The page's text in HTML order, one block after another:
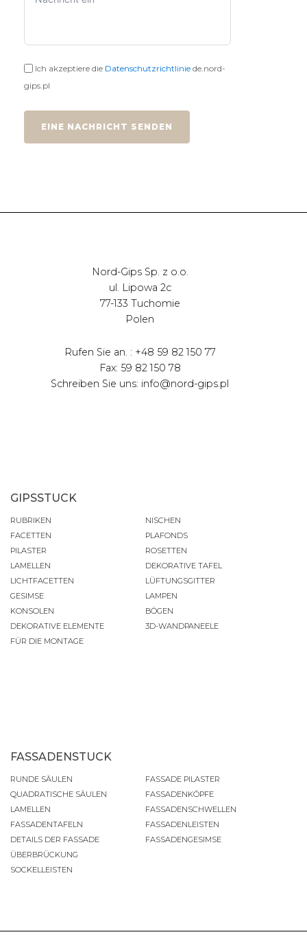
Ich akzeptiere die Datenschutzrichtlinie de.nord-
gips.pl
EINE NACHRICHT SENDEN
Nord-Gips Sp. z o.o.
ul. Lipowa 2c
77-133 Tuchomie
Polen
Rufen Sie an. : +48 59 82 150 77
Fax: 59 82 150 78
Schreiben Sie uns: info@nord-gips.pl
GIPSSTUCK
RUBRIKEN
FACETTEN
PILASTER
LAMELLEN
LICHTFACETTEN
GESIMSE
KONSOLEN
DEKORATIVE ELEMENTE
FÜR DIE MONTAGE
NISCHEN
PLAFONDS
ROSETTEN
DEKORATIVE TAFEL
LÜFTUNGSGITTER
LAMPEN
BÖGEN
3D-WANDPANEELE
FASSADENSTUCK
RUNDE SÄULEN
QUADRATISCHE SÄULEN
LAMELLEN
FASSADENTAFELN
DETAILS DER FASSADE
ÜBERBRÜCKUNG
SOCKELLEISTEN
FASSADE PILASTER
FASSADENKÖPFE
FASSADENSCHWELLEN
FASSADENLEISTEN
FASSADENGESIMSE